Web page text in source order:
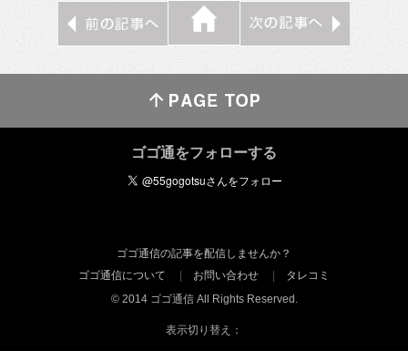
ゴゴ通をフォローする
ゴゴ通信の記事を配信しませんか？
ゴゴ通信について
お問い合わせ
タレコミ
© 2014 ゴゴ通信 All Rights Reserved.
表示切り替え：